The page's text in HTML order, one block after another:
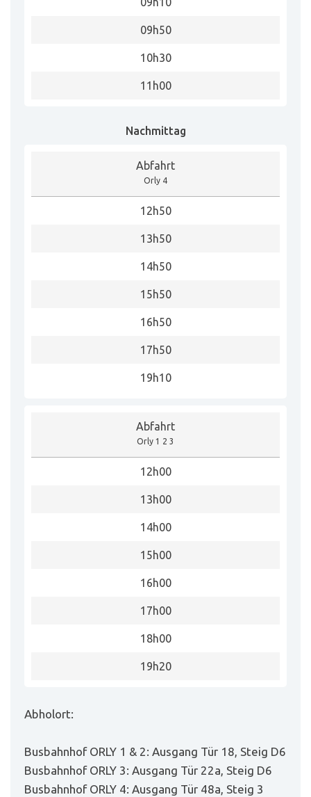
09h50
10h30
11h00
Nachmittag
Abfahrt
Orly 4
12h50
13h50
14h50
15h50
16h50
17h50
19h10
Abfahrt
Orly 1 2 3
12h00
13h00
14h00
15h00
16h00
17h00
18h00
19h20
Abholort:
Busbahnhof ORLY 1 & 2: Ausgang Tür 18, Steig D6
Busbahnhof ORLY 3: Ausgang Tür 22a, Steig D6
Busbahnhof ORLY 4: Ausgang Tür 48a, Steig 3